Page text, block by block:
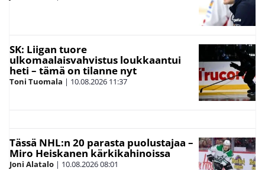
SK: Liigan tuore
ulkomaalaisvahvistus loukkaantui
heti – tämä on tilanne nyt
Toni Tuomala | 10.08.2026 11:37
Tässä NHL:n 20 parasta puolustajaa –
Miro Heiskanen kärkikahinoissa
Joni Alatalo | 10.08.202608:01